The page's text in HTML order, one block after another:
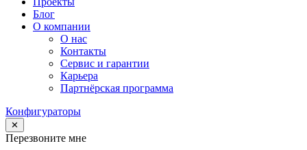
Блог
О компании
О нас
Контакты
Сервис и гарантии
Карьера
Партнёрская программа
Конфигураторы
✕
Перезвоните мне